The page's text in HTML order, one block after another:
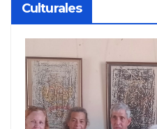
Culturales